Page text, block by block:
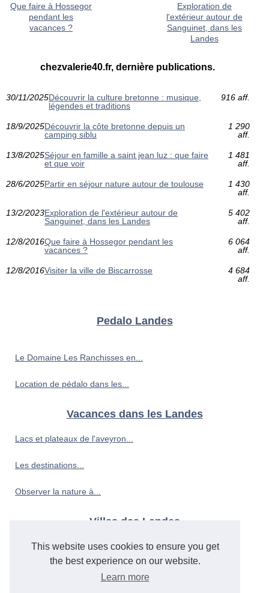
This website uses cookies to ensure you get
the best experience on our website.
Learn more
Que faire à Hossegor
pendant les
vacances ?
Exploration de
l'extérieur autour de
Sanguinet, dans les
Landes
chezvalerie40.fr, dernière publications.
30/11/2025Découvrir la culture bretonne : musique,
légendes et traditions
916 aff.
18/9/2025Découvrir la côte bretonne depuis un
camping siblu
1 290
aff.
13/8/2025Séjour en famille a saint jean luz : que faire
et que voir
1 481
aff.
28/6/2025Partir en séjour nature autour de toulouse
1 430
aff.
13/2/2023Exploration de l'extérieur autour de
Sanguinet, dans les Landes
5 402
aff.
12/8/2016Que faire à Hossegor pendant les
vacances ?
6 064
aff.
12/8/2016Visiter la ville de Biscarrosse
4 684
aff.
Pedalo Landes
Le Domaine Les Ranchisses en...
Location de pédalo dans les...
Vacances dans les Landes
Lacs et plateaux de l'aveyron...
Les destinations...
Observer la nature à...
Villes des Landes
Découvrir la culture...
Découvrir la côte bretonne...